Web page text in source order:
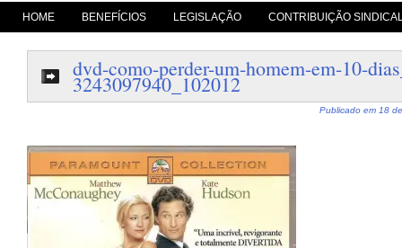
pule para o conteúdo
HOME BENEFÍCIOS LEGISLAÇÃO CONTRIBUIÇÃO
dvd-como-perder-um-homem-em-10-
3243097940_102012
Publicado em 18